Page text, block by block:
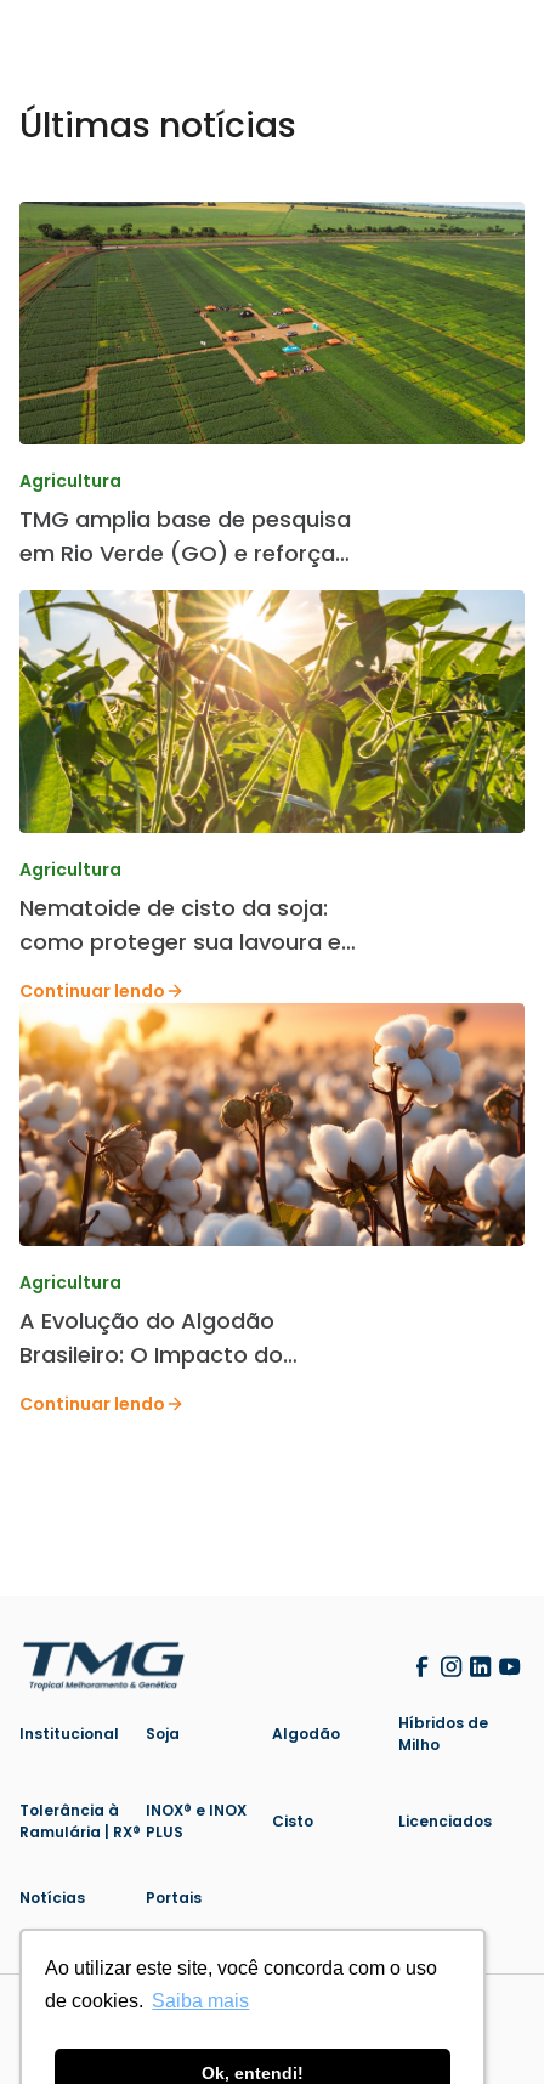
Ao utilizar este site, você concorda com o uso
de cookies. Saiba mais
Ok, entendi!
Ao utilizar este site, você concorda com o uso
de cookies. Saiba mais
Ok, entendi!
Últimas notícias
Agricultura
TMG amplia base de pesquisa
em Rio Verde (GO) e reforça
desenvolvimento de cultivares
Agricultura
Nematoide de cisto da soja:
como proteger sua lavoura e
preservar a produtividade.
Continuar lendo
Agricultura
A Evolução do Algodão
Brasileiro: O Impacto do
Melhoramento Genético da
Continuar lendo
Institucional Soja Algodão
Híbridos de
Milho
Tolerância à
Ramulária | RX®
INOX® e INOX
PLUS
Cisto Licenciados
Notícias Portais
Politica de PrivacidadeCookies
Feito por